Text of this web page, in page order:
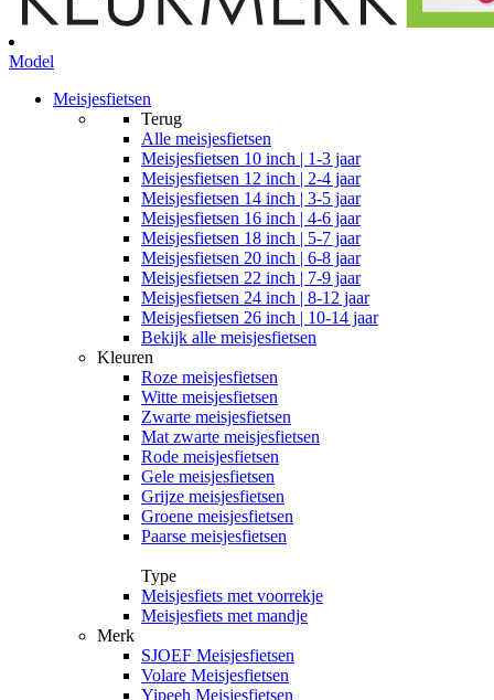
Model
Meisjesfietsen
Terug
Alle meisjesfietsen
Meisjesfietsen 10 inch | 1-3 jaar
Meisjesfietsen 12 inch | 2-4 jaar
Meisjesfietsen 14 inch | 3-5 jaar
Meisjesfietsen 16 inch | 4-6 jaar
Meisjesfietsen 18 inch | 5-7 jaar
Meisjesfietsen 20 inch | 6-8 jaar
Meisjesfietsen 22 inch | 7-9 jaar
Meisjesfietsen 24 inch | 8-12 jaar
Meisjesfietsen 26 inch | 10-14 jaar
Bekijk alle meisjesfietsen
Kleuren
Roze meisjesfietsen
Witte meisjesfietsen
Zwarte meisjesfietsen
Mat zwarte meisjesfietsen
Rode meisjesfietsen
Gele meisjesfietsen
Grijze meisjesfietsen
Groene meisjesfietsen
Paarse meisjesfietsen
Type
Meisjesfiets met voorrekje
Meisjesfiets met mandje
Merk
SJOEF Meisjesfietsen
Volare Meisjesfietsen
Yipeeh Meisjesfietsen